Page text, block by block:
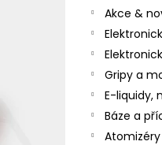
Akce &
Gripy a
E-liquidy,
Báze a